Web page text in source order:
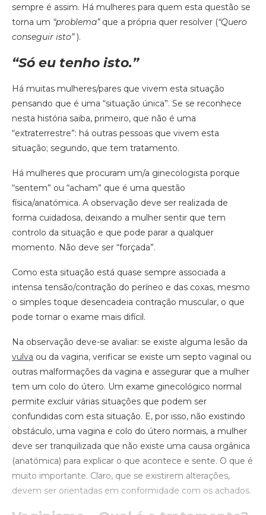
sempre é assim. Há mulheres para quem esta questão se
torna um “problema”que a própria quer resolver (“Quero
conseguir isto”).
“Só eu tenho isto.”
Há muitas mulheres/pares que vivem esta situação
pensando que é uma “situação única”. Se se reconhece
nesta história saiba, primeiro, que não é uma
“extraterrestre”: há outras pessoas que vivem esta
situação; segundo, que tem tratamento.
Há mulheres que procuram um/a ginecologista porque
“sentem” ou “acham” que é uma questão
física/anatómica. A observação deve ser realizada de
forma cuidadosa, deixando a mulher sentir que tem
controlo da situação e que pode parar a qualquer
momento. Não deve ser “forçada”.
Como esta situação está quase sempre associada a
intensa tensão/contração do períneo e das coxas, mesmo
o simples toque desencadeia contração muscular, o que
pode tornar o exame mais difícil.
Na observação deve-se avaliar: se existe alguma lesão da
vulva ou da vagina, verificar se existe um septo vaginal ou
outras malformações da vagina e assegurar que a mulher
tem um colo do útero. Um exame ginecológico normal
permite excluir várias situações que podem ser
confundidas com esta situação. E, por isso, não existindo
obstáculo, uma vagina e colo do útero normais, a mulher
deve ser tranquilizada que não existe uma causa orgânica
(anatómica) para explicar o que acontece e sente. O que é
muito importante. Claro, que se existirem alterações,
devem ser orientadas em conformidade com os achados.